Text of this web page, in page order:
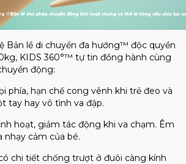
Bản lề di chuyển đa hướng™ độc quyền
KIDS 360°™ tự tin đồng hành cùng
động:
phía, hạn chế cong vênh khi trẻ đeo và
tay hay vô tình va đập.
hoạt, giảm tác động khi va chạm. Êm
nhạy cảm của bé.
chi tiết chống trượt ở đuôi càng kính